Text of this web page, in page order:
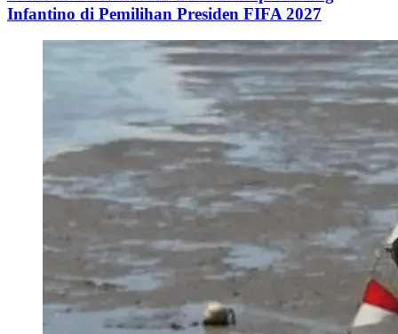
Infantino di Pemilihan Presiden FIFA 2027